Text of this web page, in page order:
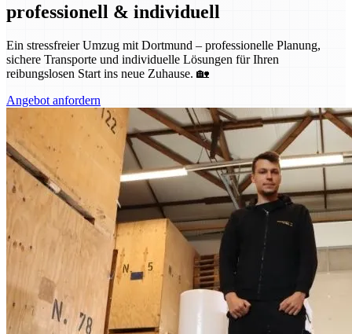
professionell & individuell
Ein stressfreier Umzug mit Dortmund – professionelle Planung,
sichere Transporte und individuelle Lösungen für Ihren
reibungslosen Start ins neue Zuhause. 🏡
Angebot anfordern